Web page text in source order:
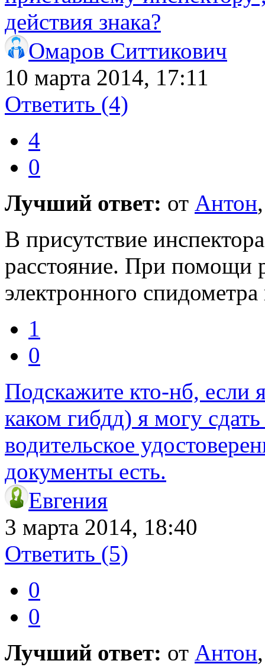
действия знака?
Омаров Ситтикович
10 марта 2014, 17:11
Ответить (4)
4
0
Лучший ответ: от Антон
В присутствие
расстояние. При помощи
электронного
1
0
Подскажите кто-нб, если
каком гибдд) я могу
водительское
документы есть.
Евгения
3 марта 2014, 18:40
Ответить (5)
0
0
Лучший ответ: от Антон